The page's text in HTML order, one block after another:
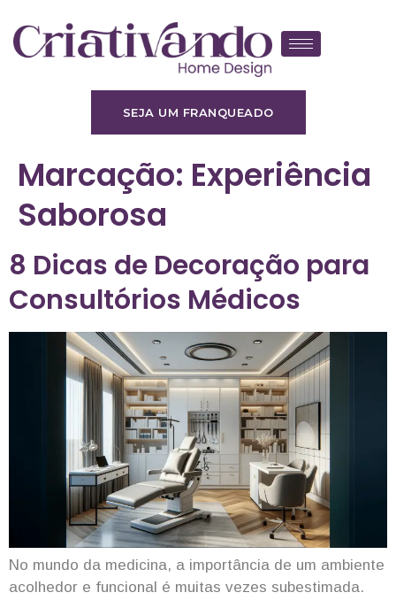
SEJA UM FRANQUEADO
Marcação: Experiência
Saborosa
8 Dicas de Decoração para
Consultórios Médicos
No mundo da medicina, a importância de um ambiente
acolhedor e funcional é muitas vezes subestimada.